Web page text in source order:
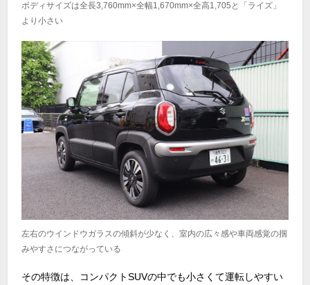
ボディサイズは全長3,760mm×全幅1,670mm×全高1,705と「ライズ」
より小さい
左右のウインドウガラスの傾斜が少なく、室内の広々感や車両感覚の掴
みやすさにつながっている
その特徴は、コンパクトSUVの中でも小さくて運転しやすい